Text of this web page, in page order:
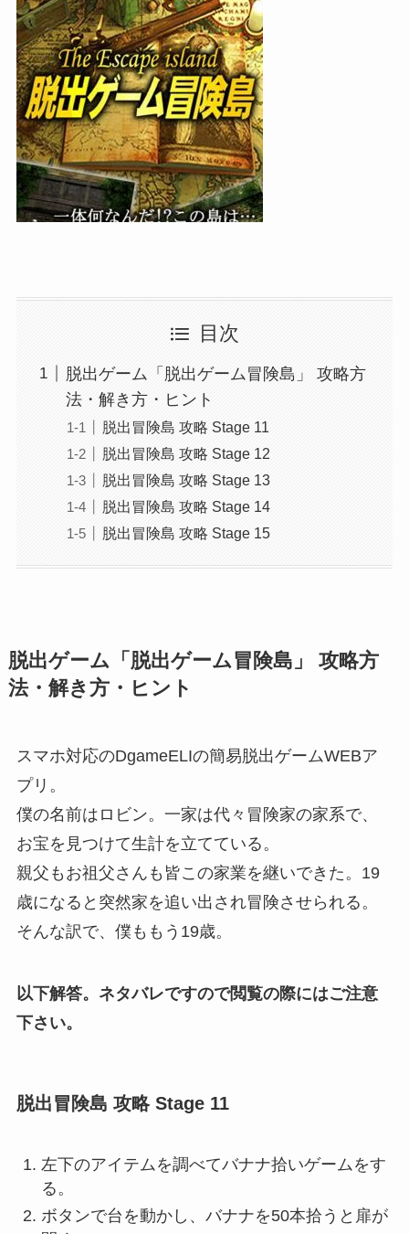
目次
脱出ゲーム「脱出ゲーム冒険島」 攻略方
法・解き方・ヒント
脱出冒険島 攻略 Stage 11
脱出冒険島 攻略 Stage 12
脱出冒険島 攻略 Stage 13
脱出冒険島 攻略 Stage 14
脱出冒険島 攻略 Stage 15
脱出ゲーム「脱出ゲーム冒険島」 攻略方
法・解き方・ヒント
スマホ対応のDgameELIの簡易脱出ゲームWEBア
プリ。
僕の名前はロビン。一家は代々冒険家の家系で、
お宝を見つけて生計を立てている。
親父もお祖父さんも皆この家業を継いできた。19
歳になると突然家を追い出され冒険させられる。
そんな訳で、僕ももう19歳。
以下解答。ネタバレですので閲覧の際にはご注意
下さい。
脱出冒険島 攻略 Stage 11
左下のアイテムを調べてバナナ拾いゲームをす
る。
ボタンで台を動かし、バナナを50本拾うと扉が